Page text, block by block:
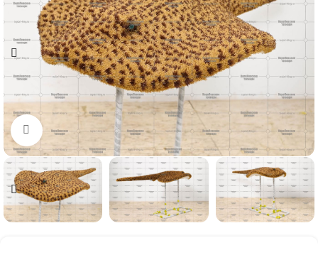
Нажмите, чтобы увеличить